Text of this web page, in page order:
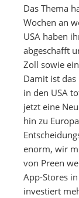
Das Thema
Wochen an
USA haben
abgeschafft
Zoll sowie
Damit ist
in den USA
jetzt eine
hin zu
enorm, wir
von Preen
App-Stores
investiert